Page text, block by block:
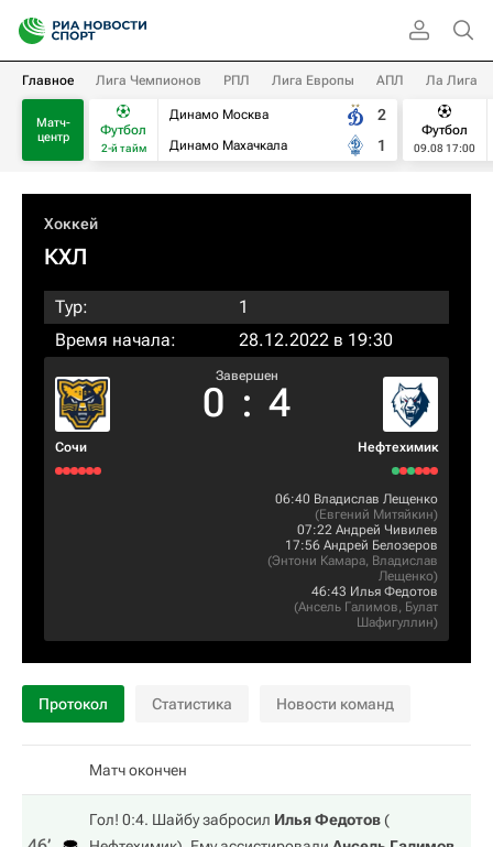
Главное Лига Чемпионов РПЛ Лига Европы АПЛ Ла Лига
Матч-
центр
Футбол
2-й тайм
Динамо Москва
Динамо Махачкала
2
1
Футбол
09.08 17:00
Хоккей
КХЛ
Тур:
1
Время начала:
28.12.2022 в 19:30
Сочи
Завершен
0 : 4
Нефтехимик
06:40 Владислав Лещенко
(Евгений Митяйкин)
07:22 Андрей Чивилев
17:56 Андрей Белозеров
(Энтони Камара, Владислав
Лещенко)
46:43 Илья Федотов
(Ансель Галимов, Булат
Шафигуллин)
Протокол Статистика Новости команд
Матч окончен
Гол! 0:4. Шайбу забросил Илья Федотов(